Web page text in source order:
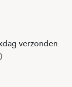
verzonden